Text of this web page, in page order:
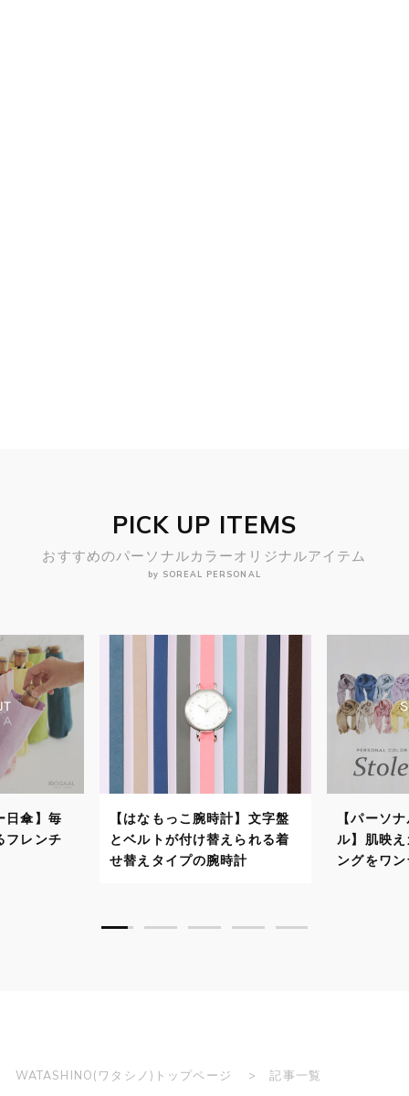
PICK UP ITEMS
おすすめのパーソナルカラーオリジナルアイテム
by SOREAL PERSONAL
っこ腕時計】文字盤
が付け替えられる着
【パーソナルカラーストー
ル】肌映えカラーでスタイリ
ングをワンランクアップ！
WATASHINO(ワタシノ)トップページ 記事一覧